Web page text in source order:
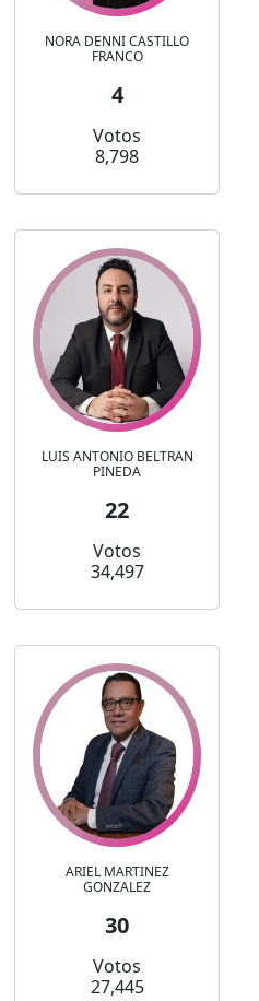
NORA DENNI CASTILLO
FRANCO
4
Votos
8,798
LUIS ANTONIO BELTRAN
PINEDA
22
Votos
34,497
ARIEL MARTINEZ
GONZALEZ
30
Votos
27,445